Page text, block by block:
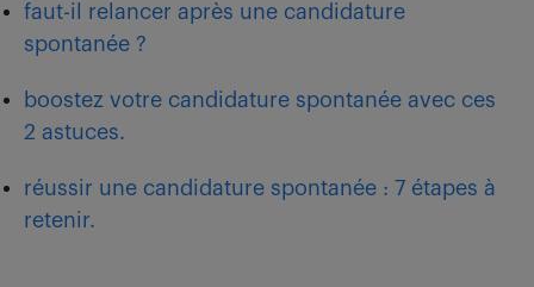
faut-il relancer après une candidature
spontanée ?
boostez votre candidature spontanée avec ces
2 astuces.
réussir une candidature spontanée : 7 étapes à
retenir.